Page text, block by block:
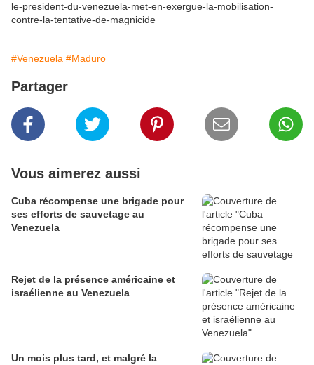
le-president-du-venezuela-met-en-exergue-la-mobilisation-
contre-la-tentative-de-magnicide
#Venezuela #Maduro
Partager
Vous aimerez aussi
Cuba récompense une brigade pour
ses efforts de sauvetage au
Venezuela
Rejet de la présence américaine et
israélienne au Venezuela
Un mois plus tard, et malgré la